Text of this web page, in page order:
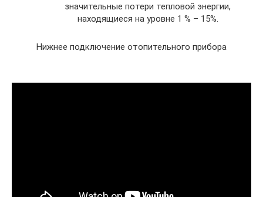
значительные потери тепловой энергии,
находящиеся на уровне 1 % – 15%.
Нижнее подключение отопительного прибора